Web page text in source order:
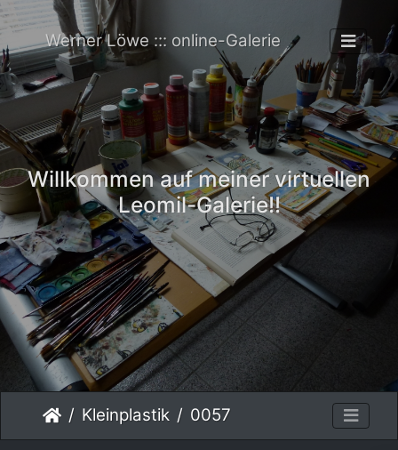
Werner Löwe ::: online-Galerie
Willkommen auf meiner virtuellen
Leomil-Galerie!!
Kleinplastik 0057